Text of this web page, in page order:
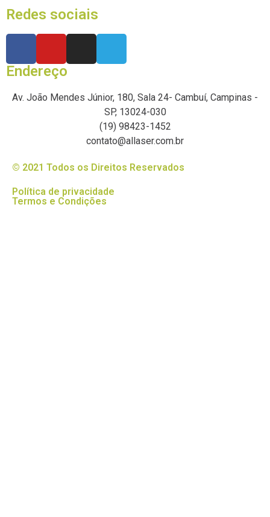
Redes sociais
Endereço
Av. João Mendes Júnior, 180, Sala 24- Cambuí, Campinas -
SP, 13024-030
(19) 98423-1452
contato@allaser.com.br
© 2021 Todos os Direitos Reservados
Política de privacidade
Termos e Condições